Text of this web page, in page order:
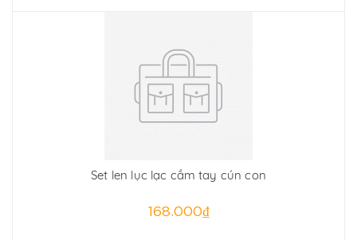
Set len lục lạc cầm tay cún con
168.000₫